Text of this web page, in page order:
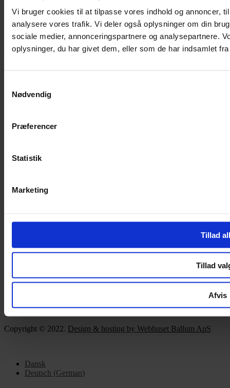
Vi bruger cookies til at tilpasse vores indhold og annoncer,
analysere vores trafik. Vi deler også oplysninger om din
sociale medier, annonceringspartnere og analysepartnere.
oplysninger, du har givet dem, eller som de har indsamlet
Nødvendig
Præferencer
Statistik
Marketing
Tillad
Tillad
Afvis
Hvis du bøvler med noget eller ønsker ny inspiration, så skriv til
mig,eller kom forbi butikken på Vestergade 12 i Tønder. Så hjælper
jeg dig på vej.
CVR 43041649
SERVICES
Privatlivspolitik
Privatlivspolitik
OM OS
ÅBNINGSTIDER
Copyright © 2022. Design & hosting by Webhuset Ballum ApS
Dansk
Deutsch (German)